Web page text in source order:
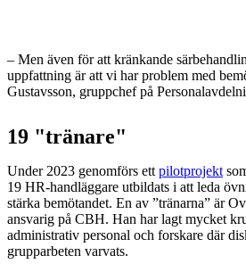
– Men även för att kränkande
uppfattning är att vi har problem med
Gustavsson, gruppchef på
19 "tränare"
Under 2023 genomförs ett pilotprojekt
19 HR-handläggare utbildats i att leda
stärka bemötandet. En av ”tränarna” är
ansvarig på CBH. Han har lagt mycket
administrativ personal och forskare där
grupparbeten varvats.